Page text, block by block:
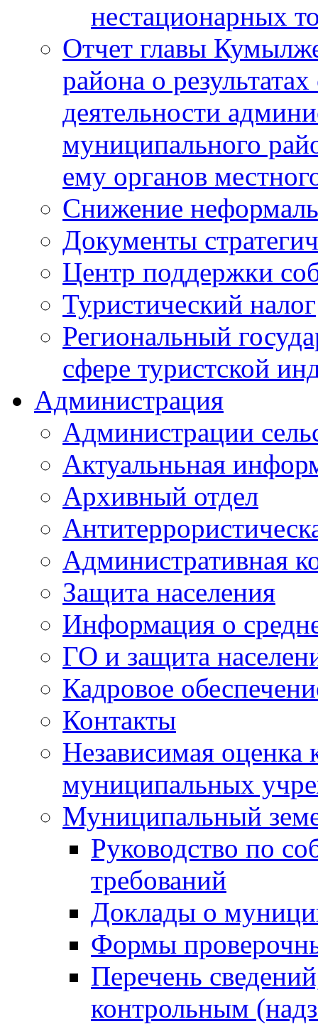
нестационарных
Отчет главы
района о
деятельности
муниципального
ему органов
Снижение
Документы
Центр поддержки
Туристический налог
Региональный
сфере туристской
Администрация
Администрации
Актуальньная
Архивный отдел
Административная
Защита населения
Информация о
ГО и защита
Кадровое
Контакты
Независимая оценка
муниципальных
Муниципальный
Руководство по
требований
Доклады о
Формы
Перечень
контрольным